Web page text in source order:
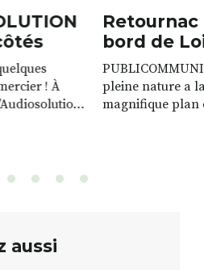
! À
auprès
Retournac
bord de
pleine nature a
magnifique plan
aussi